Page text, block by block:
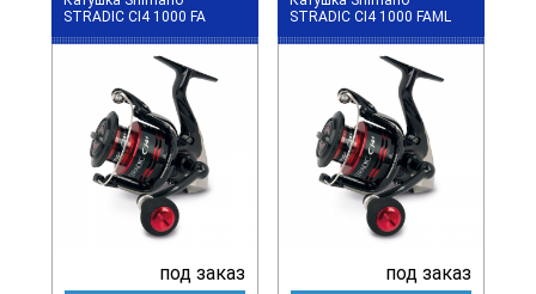
STRADIC CI4 1000 FA
под заказ
STRADIC CI4 1000 FAML
под заказ